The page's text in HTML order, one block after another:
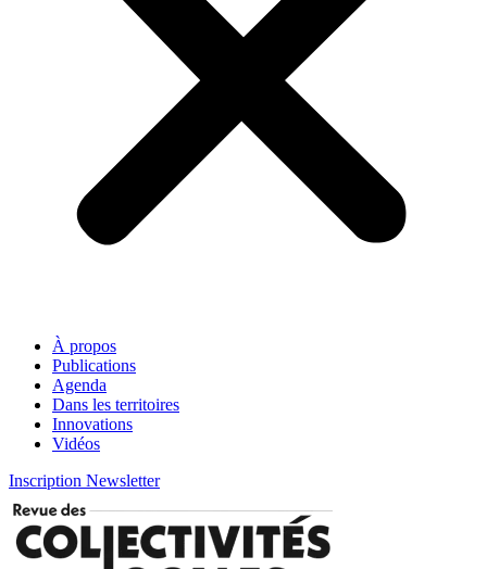
À propos
Publications
Agenda
Dans les territoires
Innovations
Vidéos
Inscription Newsletter